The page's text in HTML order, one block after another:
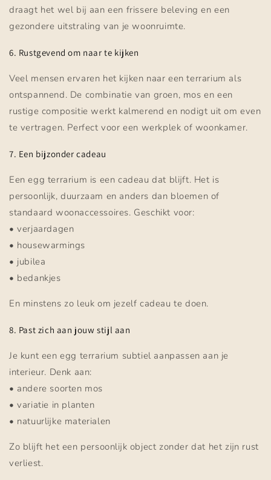
draagt het wel bij aan een frissere beleving en een
gezondere uitstraling van je woonruimte.
6. Rustgevend om naar te kijken
Veel mensen ervaren het kijken naar een terrarium als
ontspannend. De combinatie van groen, mos en een
rustige compositie werkt kalmerend en nodigt uit om even
te vertragen. Perfect voor een werkplek of woonkamer.
7. Een bijzonder cadeau
Een egg terrarium is een cadeau dat blijft. Het is
persoonlijk, duurzaam en anders dan bloemen of
standaard woonaccessoires. Geschikt voor:
• verjaardagen
• housewarmings
• jubilea
• bedankjes
En minstens zo leuk om jezelf cadeau te doen.
8. Past zich aan jouw stijl aan
Je kunt een egg terrarium subtiel aanpassen aan je
interieur. Denk aan:
• andere soorten mos
• variatie in planten
• natuurlijke materialen
Zo blijft het een persoonlijk object zonder dat het zijn rust
verliest.